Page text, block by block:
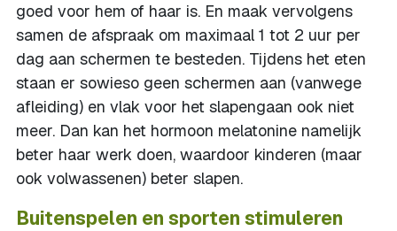
goed voor hem of haar is. En maak vervolgens
samen de afspraak om maximaal 1 tot 2 uur per
dag aan schermen te besteden. Tijdens het eten
staan er sowieso geen schermen aan (vanwege
afleiding) en vlak voor het slapengaan ook niet
meer. Dan kan het hormoon melatonine namelijk
beter haar werk doen, waardoor kinderen (maar
ook volwassenen) beter slapen.
Buitenspelen en sporten stimuleren